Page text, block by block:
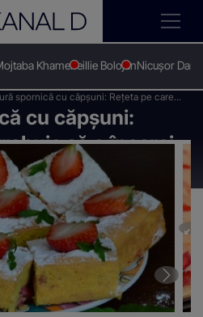
KhameneiIlie BolojanNicușor Dan
spornică cu căpşuni: Reţeta pe care
să o încerci în această primăvară
cu căpşuni:
să o încerci